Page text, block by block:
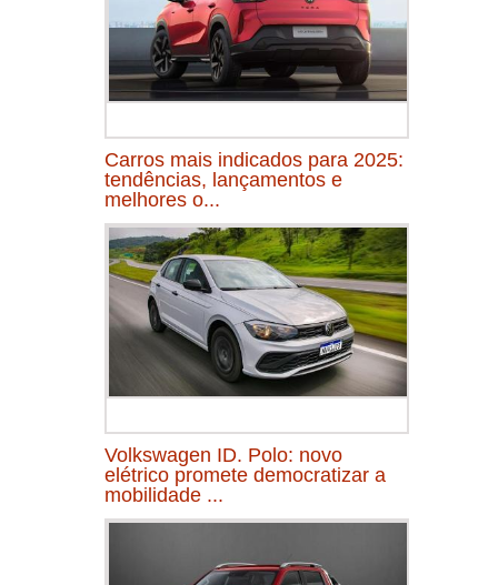
Carros mais indicados para 2025:
tendências, lançamentos e
melhores o...
Volkswagen ID. Polo: novo
elétrico promete democratizar a
mobilidade ...